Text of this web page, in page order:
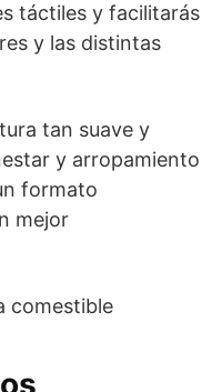
táctiles y facilitarás
y las distintas
tan suave y
y arropamiento
formato
mejor